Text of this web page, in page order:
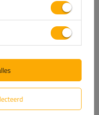
u ervoor om
kopen. U bent er
origineel is en dat
Wij ontwerpen en
daarom bieden
en
reserveonderdelen.
van de marktleider.